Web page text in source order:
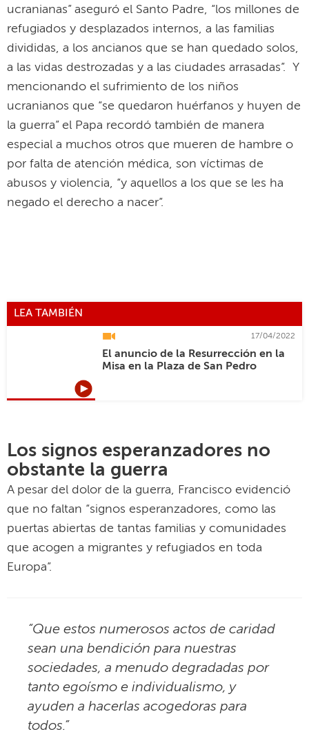
ucranianas” aseguró el Santo Padre, “los millones de
refugiados y desplazados internos, a las familias
divididas, a los ancianos que se han quedado solos,
a las vidas destrozadas y a las ciudades arrasadas”. Y
mencionando el sufrimiento de los niños
ucranianos que “se quedaron huérfanos y huyen de
la guerra” el Papa recordó también de manera
especial a muchos otros que mueren de hambre o
por falta de atención médica, son víctimas de
abusos y violencia, “y aquellos a los que se les ha
negado el derecho a nacer”.
LEA TAMBIÉN
17/04/2022
El anuncio de la Resurrección en la
Misa en la Plaza de San Pedro
Los signos esperanzadores no
obstante la guerra
A pesar del dolor de la guerra, Francisco evidenció
que no faltan “signos esperanzadores, como las
puertas abiertas de tantas familias y comunidades
que acogen a migrantes y refugiados en toda
Europa”.
“Que estos numerosos actos de caridad
sean una bendición para nuestras
sociedades, a menudo degradadas por
tanto egoísmo e individualismo, y
ayuden a hacerlas acogedoras para
todos.”